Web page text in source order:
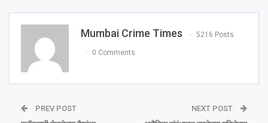
Mumbai Crime Times 5216 Posts
0 Comments
PREV POST NEXT POST